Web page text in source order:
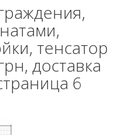
тенсатор
доставка
6